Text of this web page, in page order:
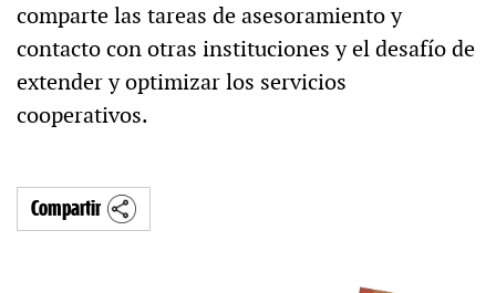
comparte las tareas de asesoramiento y
contacto con otras instituciones y el desafío de
extender y optimizar los servicios
cooperativos.
Compartir